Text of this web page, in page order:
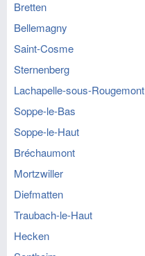
Bretten
Bellemagny
Saint-Cosme
Sternenberg
Lachapelle-sous-Rougemont
Soppe-le-Bas
Soppe-le-Haut
Bréchaumont
Mortzwiller
Diefmatten
Traubach-le-Haut
Hecken